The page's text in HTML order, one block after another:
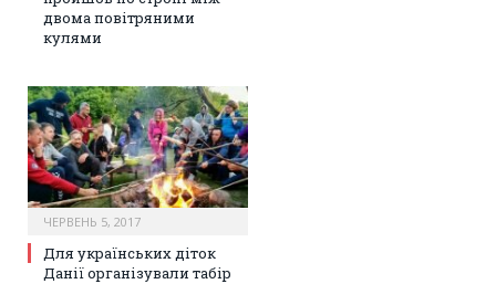
двома повітряними
кулями
ЧЕРВЕНЬ 5, 2017
Для українських діток
Данії організували табір